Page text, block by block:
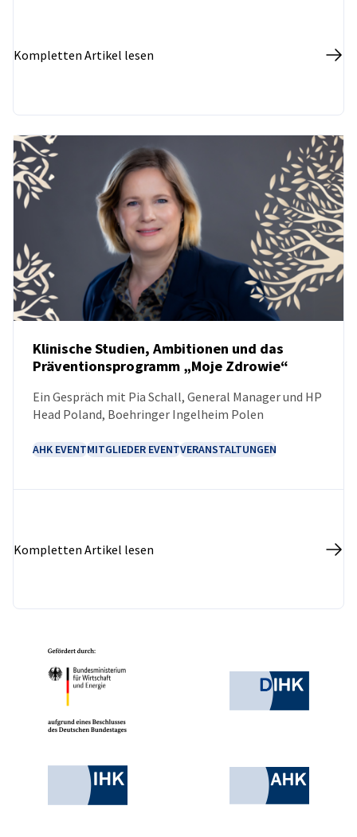
Kompletten Artikel lesen
Klinische Studien, Ambitionen und das
Präventionsprogramm „Moje Zdrowie“
Ein Gespräch mit Pia Schall, General Manager und HP
Head Poland, Boehringer Ingelheim Polen
AHK EVENTMITGLIEDER EVENTVERANSTALTUNGEN
Kompletten Artikel lesen
Partner
Industrie- und Handelskammer